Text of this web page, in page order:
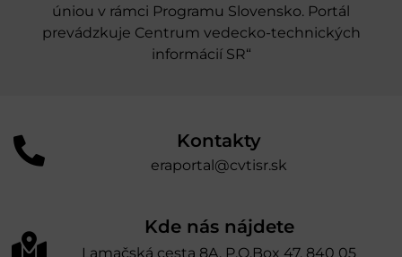
úniou v rámci Programu Slovensko. Portál
prevádzkuje Centrum vedecko-technických
informácií SR“
Kontakty
eraportal@cvtisr.sk
Kde nás nájdete
Lamačská cesta 8A, P.O.Box 47, 840 05